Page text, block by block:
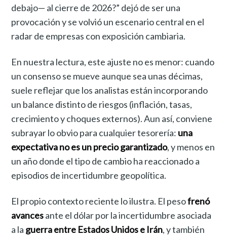
debajo— al cierre de 2026?” dejó de ser una
provocación y se volvió un escenario central en el
radar de empresas con exposición cambiaria.
En nuestra lectura, este ajuste no es menor: cuando
un consenso se mueve aunque sea unas décimas,
suele reflejar que los analistas están incorporando
un balance distinto de riesgos (inflación, tasas,
crecimiento y choques externos). Aun así, conviene
subrayar lo obvio para cualquier tesorería: una
expectativa no es un precio garantizado, y menos en
un año donde el tipo de cambio ha reaccionado a
episodios de incertidumbre geopolítica.
El propio contexto reciente lo ilustra. El pesofrenó
avancesante el dólar por la incertidumbre asociada
a la guerra entre Estados Unidos e Irán, y también